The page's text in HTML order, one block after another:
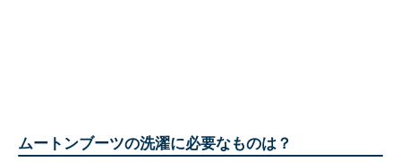
ムートンブーツの洗濯に必要なものは？